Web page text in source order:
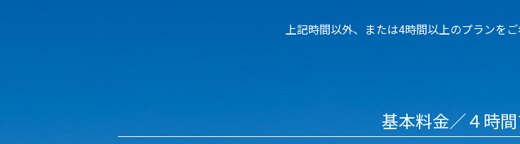
上記時間以外、または4時間以上のプランを
基本料金／４時